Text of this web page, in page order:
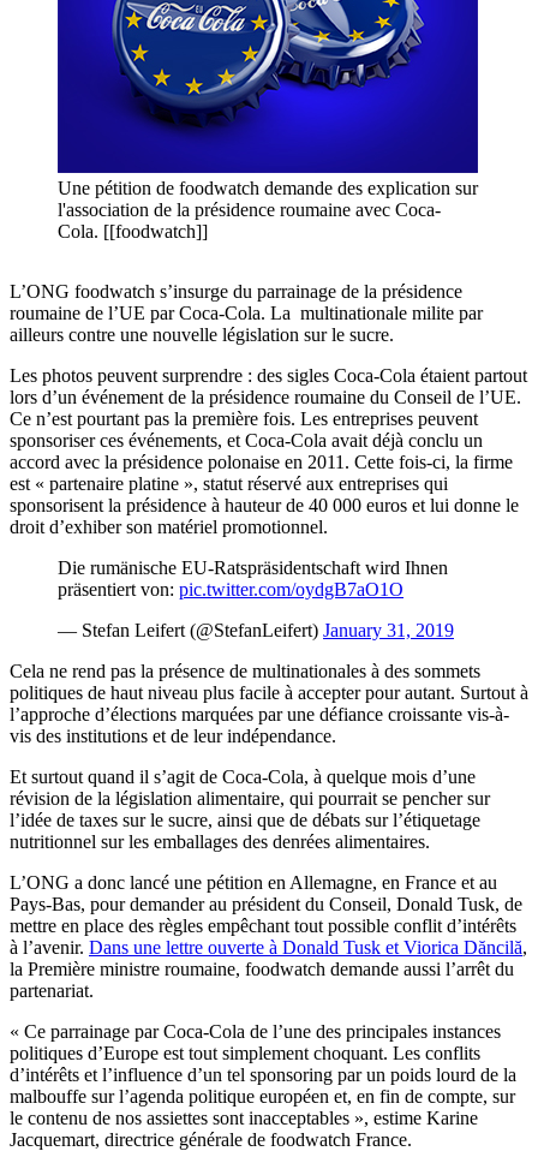
Une pétition de foodwatch demande des explication sur
l'association de la présidence roumaine avec Coca-
Cola. [[foodwatch]]
L’ONG foodwatch s’insurge du parrainage de la présidence
roumaine de l’UE par Coca-Cola. La multinationale milite par
ailleurs contre une nouvelle législation sur le sucre.
Les photos peuvent surprendre : des sigles Coca-Cola étaient partout
lors d’un événement de la présidence roumaine du Conseil de l’UE.
Ce n’est pourtant pas la première fois. Les entreprises peuvent
sponsoriser ces événements, et Coca-Cola avait déjà conclu un
accord avec la présidence polonaise en 2011. Cette fois-ci, la firme
est « partenaire platine », statut réservé aux entreprises qui
sponsorisent la présidence à hauteur de 40 000 euros et lui donne le
droit d’exhiber son matériel promotionnel.
Die rumänische EU-Ratspräsidentschaft wird Ihnen
präsentiert von: pic.twitter.com/oydgB7aO1O
— Stefan Leifert (@StefanLeifert) January 31, 2019
Cela ne rend pas la présence de multinationales à des sommets
politiques de haut niveau plus facile à accepter pour autant. Surtout à
l’approche d’élections marquées par une défiance croissante vis-à-
vis des institutions et de leur indépendance.
Et surtout quand il s’agit de Coca-Cola, à quelque mois d’une
révision de la législation alimentaire, qui pourrait se pencher sur
l’idée de taxes sur le sucre, ainsi que de débats sur l’étiquetage
nutritionnel sur les emballages des denrées alimentaires.
L’ONG a donc lancé une pétition en Allemagne, en France et au
Pays-Bas, pour demander au président du Conseil, Donald Tusk, de
mettre en place des règles empêchant tout possible conflit d’intérêts
à l’avenir. Dans une lettre ouverte à Donald Tusk et Viorica Dăncilă,
la Première ministre roumaine, foodwatch demande aussi l’arrêt du
partenariat.
« Ce parrainage par Coca-Cola de l’une des principales instances
politiques d’Europe est tout simplement choquant. Les conflits
d’intérêts et l’influence d’un tel sponsoring par un poids lourd de la
malbouffe sur l’agenda politique européen et, en fin de compte, sur
le contenu de nos assiettes sont inacceptables », estime Karine
Jacquemart, directrice générale de foodwatch France.